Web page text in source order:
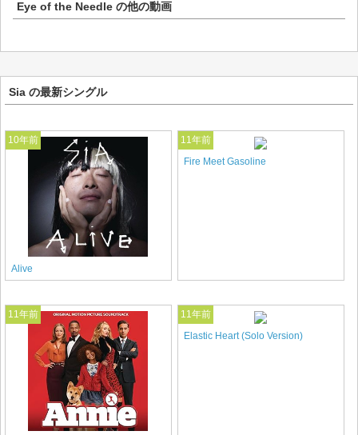
Eye of the Needle の他の動画
Sia の最新シングル
10年前
Alive
11年前
Fire Meet Gasoline
11年前
11年前
Elastic Heart (Solo Version)